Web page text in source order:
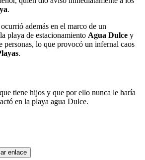
.
ocurrió además en el marco de un
playa de estacionamiento Agua Dulce y
personas, lo que provocó un infernal caos
.
tiene hijos y que por ello nunca le haría
en la playa agua Dulce.
enlace